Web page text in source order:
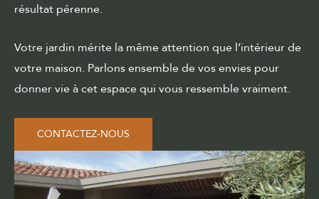
résultat pérenne.
Votre jardin mérite la même attention que l’intérieur de
votre maison. Parlons ensemble de vos envies pour
donner vie à cet espace qui vous ressemble vraiment.
CONTACTEZ-NOUS